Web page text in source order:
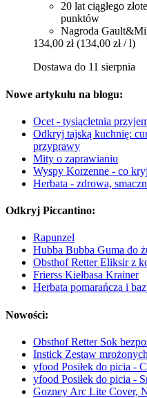
20 lat ciągłego
punktów
Nagroda
134,00 zł (134,00 zł / l)
Dostawa do 11 sierpnia
Nowe artykułu na blogu:
Ocet - tysiącletnia
Odkryj tajską kuchnię:
przyprawy
Mity o zaprawianiu
Wyspy Korzenne - co
Herbata - zdrowa,
Odkryj Piccantino:
Rapunzel
Hubba Bubba Guma do
Obsthof Retter Eliksir z
Frierss Kiełbasa Krainer
Herbata pomarańcza i
Nowości:
Obsthof Retter Sok
Instick Zestaw
yfood Posiłek do picia -
yfood Posiłek do picia -
Gozney Arc Lite Cover,